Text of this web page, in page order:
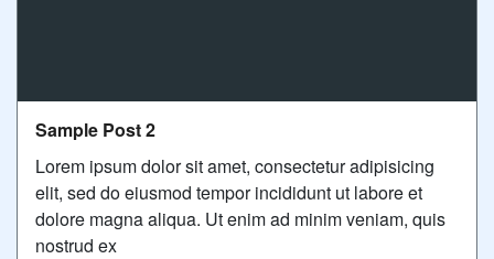
Sample Post 2
Lorem ipsum dolor sit amet, consectetur adipisicing
elit, sed do eiusmod tempor incididunt ut labore et
dolore magna aliqua. Ut enim ad minim veniam, quis
nostrud ex